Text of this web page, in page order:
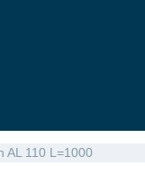
AL 110 L=1000